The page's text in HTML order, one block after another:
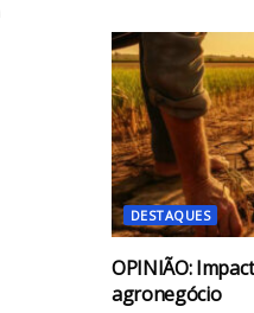
DESTAQUES
OPINIÃO:
agronegócio